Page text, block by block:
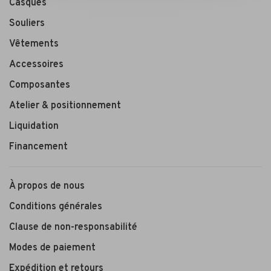
Casques
Souliers
Vêtements
Accessoires
Composantes
Atelier & positionnement
Liquidation
Financement
À propos de nous
Conditions générales
Clause de non-responsabilité
Modes de paiement
Expédition et retours